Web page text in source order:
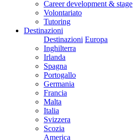
Career development & stage
Volontariato
Tutoring
Destinazioni
Destinazioni Europa
Inghilterra
Irlanda
Spagna
Portogallo
Germania
Francia
Malta
Italia
Svizzera
Scozia
America